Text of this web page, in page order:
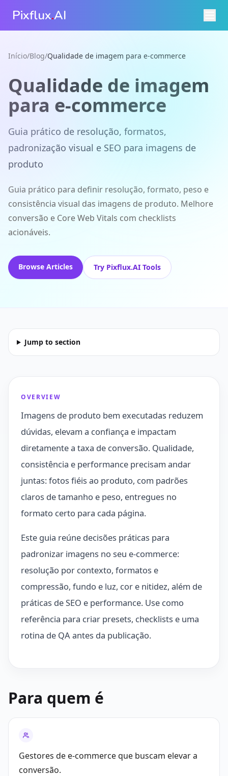
Pixflux.AI
Início/Blog/Qualidade de imagem para e-commerce
Qualidade de imagem
para e-commerce
Guia prático de resolução, formatos,
padronização visual e SEO para imagens de
produto
Guia prático para definir resolução, formato, peso e
consistência visual das imagens de produto. Melhore
conversão e Core Web Vitals com checklists
acionáveis.
Browse Articles Try Pixflux.AI Tools
Jump to section
OVERVIEW
Imagens de produto bem executadas reduzem
dúvidas, elevam a confiança e impactam
diretamente a taxa de conversão. Qualidade,
consistência e performance precisam andar
juntas: fotos fiéis ao produto, com padrões
claros de tamanho e peso, entregues no
formato certo para cada página.
Este guia reúne decisões práticas para
padronizar imagens no seu e-commerce:
resolução por contexto, formatos e
compressão, fundo e luz, cor e nitidez, além de
práticas de SEO e performance. Use como
referência para criar presets, checklists e uma
rotina de QA antes da publicação.
Para quem é
Gestores de e-commerce que buscam elevar a
conversão.